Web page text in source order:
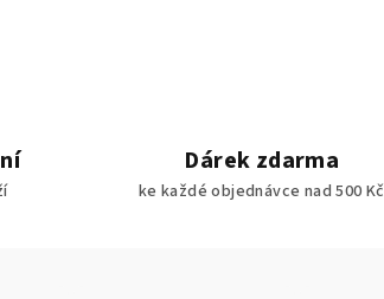
Dárek zdarma
ke každé objednávce nad 500 Kč